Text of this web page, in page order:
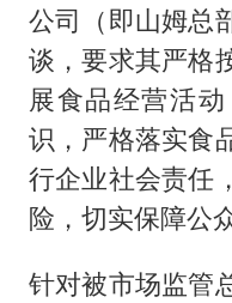
公司（即山姆总
谈，要求其严格
展食品经营活
识，严格落实食
行企业社会责任
险，切实保障公
针对被市场监管